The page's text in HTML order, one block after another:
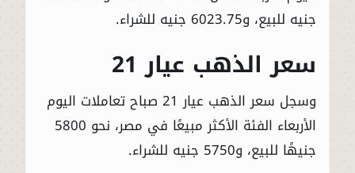
جنيه للبيع، و6023.75 جنيه للشراء.
سعر الذهب عيار 21
وسجل سعر الذهب عيار 21 صباح تعاملات اليوم
الأربعاء الفئة الأكثر مبيعًا في مصر، نحو 5800
جنيهًا للبيع، و5750 جنيه للشراء.